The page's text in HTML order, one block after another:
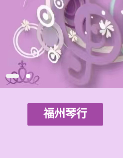
福州琴行